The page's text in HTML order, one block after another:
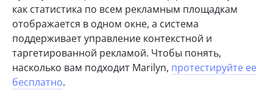
как статистика по всем рекламным площадкам
отображается в одном окне, а система
поддерживает управление контекстной и
таргетированной рекламой. Чтобы понять,
насколько вам подходит Marilyn, протестируйте ее
бесплатно.